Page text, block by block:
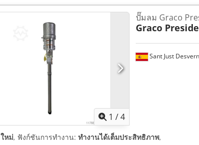
1 /4
Sant Just Desvern
ปั๊มลม Graco
Graco
ใหม่, ฟังก์ชันการทำงาน: ทำงานได้เต็มประสิทธิภาพ,